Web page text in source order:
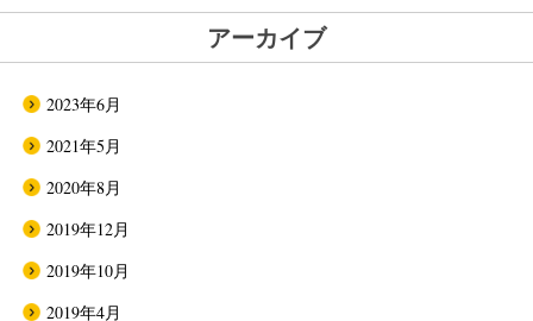
アーカイブ
2023年6月
2021年5月
2020年8月
2019年12月
2019年10月
2019年4月